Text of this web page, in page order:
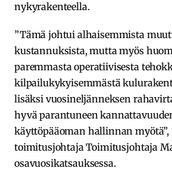
nykyrakenteella.
”Tämä johtui alhaisemmista
kustannuksista, mutta myös
paremmasta operatiivisesta
kilpailukykyisemmästä
lisäksi vuosineljänneksen
hyvä parantuneen
käyttöpääoman hallinnan myötä”,
toimitusjohtaja Toimitusjohtaja
osavuosikatsauksessa.